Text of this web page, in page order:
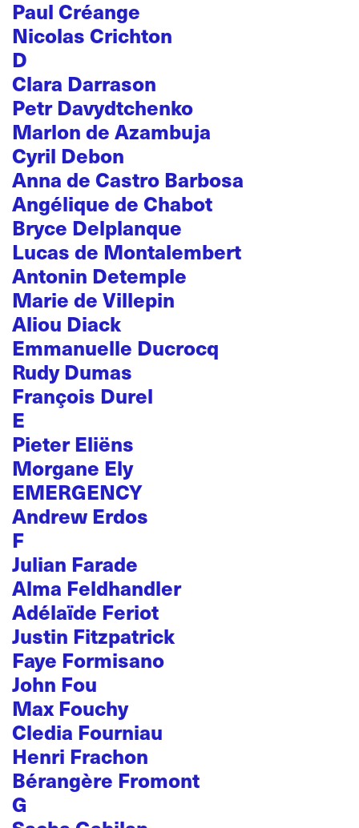
Paul Créange
Nicolas Crichton
D
Clara Darrason
Petr Davydtchenko
Marlon de Azambuja
Cyril Debon
Anna de Castro Barbosa
Angélique de Chabot
Bryce Delplanque
Lucas de Montalembert
Antonin Detemple
Marie de Villepin
Aliou Diack
Emmanuelle Ducrocq
Rudy Dumas
François Durel
E
Pieter Eliëns
Morgane Ely
EMERGENCY
Andrew Erdos
F
Julian Farade
Alma Feldhandler
Adélaïde Feriot
Justin Fitzpatrick
Faye Formisano
John Fou
Max Fouchy
Cledia Fourniau
Henri Frachon
Bérangère Fromont
G